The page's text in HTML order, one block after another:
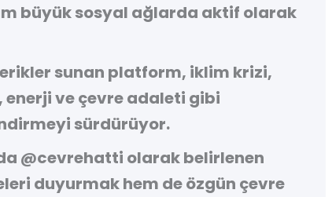
büyük sosyal ağlarda aktif olarak
sunan platform, iklim krizi,
ve çevre adaleti gibi
sürdürüyor.
@cevrehatti olarak belirlenen
duyurmak hem de özgün çevre